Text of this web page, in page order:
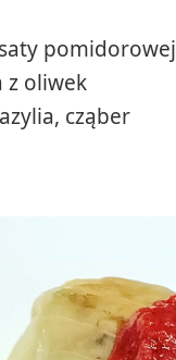
pomidorowej
z oliwek
cząber